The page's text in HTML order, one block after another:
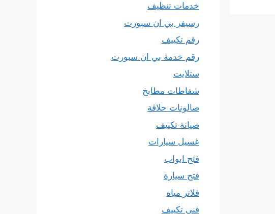
خدمات تنظيف
رسيفر بي ان سبورت
رقم تكييف
رقم خدمة بي ان سبورت
ستلايت
شفاطات مطابخ
صالونات حلاقة
صيانة تكييف
غسيل سيارات
فتح ابواب
فتح سيارة
فلاتر مياه
فني تكييف